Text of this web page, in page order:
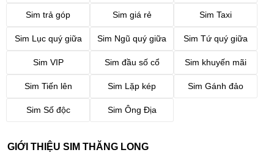
Sim trả góp Sim giá rẻ Sim Taxi
Sim Lục quý giữa Sim Ngũ quý giữa Sim Tứ quý giữa
Sim VIP Sim đầu số cổ Sim khuyến mãi
Sim Tiến lên Sim Lặp kép Sim Gánh đảo
Sim Số độc Sim Ông Địa
GIỚI THIỆU SIM THĂNG LONG